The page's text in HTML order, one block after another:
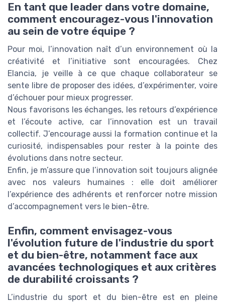
En tant que leader dans votre domaine,
comment encouragez-vous l'innovation
au sein de votre équipe ?
Pour moi, l’innovation naît d’un environnement où la
créativité et l’initiative sont encouragées. Chez
Elancia, je veille à ce que chaque collaborateur se
sente libre de proposer des idées, d’expérimenter, voire
d’échouer pour mieux progresser.
Nous favorisons les échanges, les retours d’expérience
et l’écoute active, car l’innovation est un travail
collectif. J’encourage aussi la formation continue et la
curiosité, indispensables pour rester à la pointe des
évolutions dans notre secteur.
Enfin, je m’assure que l’innovation soit toujours alignée
avec nos valeurs humaines : elle doit améliorer
l’expérience des adhérents et renforcer notre mission
d’accompagnement vers le bien-être.
Enfin, comment envisagez-vous
l'évolution future de l'industrie du sport
et du bien-être, notamment face aux
avancées technologiques et aux critères
de durabilité croissants ?
L’industrie du sport et du bien-être est en pleine